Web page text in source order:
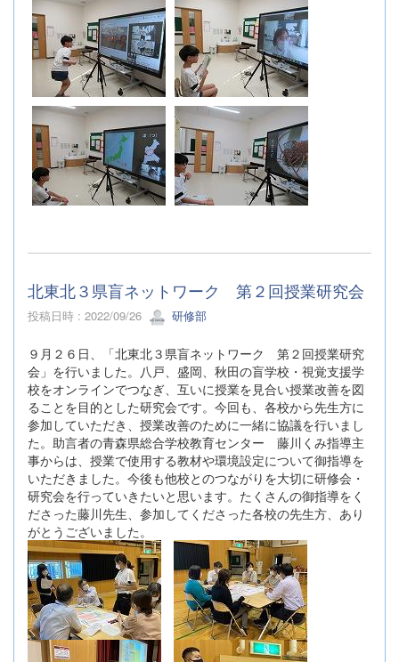
北東北３県盲ネットワーク 第２回授業研究会
投稿日時 : 2022/09/26 研修部
９月２６日、「北東北３県盲ネットワーク 第２回授業研究
会」を行いました。八戸、盛岡、秋田の盲学校・視覚支援学
校をオンラインでつなぎ、互いに授業を見合い授業改善を図
ることを目的とした研究会です。今回も、各校から先生方に
参加していただき、授業改善のために一緒に協議を行いまし
た。助言者の青森県総合学校教育センター 藤川くみ指導主
事からは、授業で使用する教材や環境設定について御指導を
いただきました。今後も他校とのつながりを大切に研修会・
研究会を行っていきたいと思います。たくさんの御指導をく
ださった藤川先生、参加してくださった各校の先生方、あり
がとうございました。